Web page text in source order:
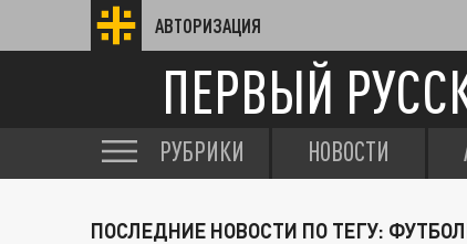
АВТОРИЗАЦИЯ
ПЕРВЫЙ
РУБРИКИ НОВОСТИ
ПОСЛЕДНИЕ НОВОСТИ ПО ТЕГУ: